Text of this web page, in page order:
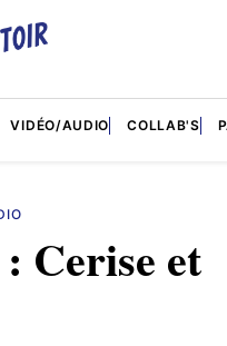
VIDÉO/AUDIO COLLAB'S
Cerise et